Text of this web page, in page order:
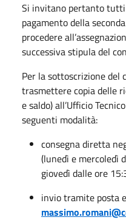
Si invitano pertanto
pagamento della
procedere
successiva stipula del
Per la sottoscrizione del
trasmettere copia delle
e saldo) all’Ufficio
seguenti modalità:
consegna diretta
(lunedì e mercoledì
giovedì dalle ore
invio tramite posta